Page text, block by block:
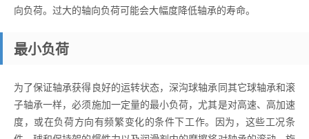
向负荷。过大的轴向负荷可能会大幅度降低轴承的寿命。
最小负荷
为了保证轴承获得良好的运转状态，深沟球轴承同其它球轴承和滚
子轴承一样，必须施加一定量的最小负荷，尤其是对高速、高加速
度，或在负荷方向有频繁变化的条件下工作。因为，这些工况条